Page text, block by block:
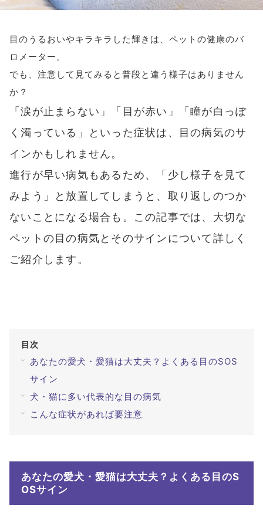
#メノコト #メノコト神社 #アイフレイル
#サンシャインメガネ #目のかすみ #ドライアイ
全てのキーワードを見る
検索する
目のうるおいやキラキラした輝きは、ペットの健康のバ
ロメーター。
でも、注意して見てみると普段と違う様子はありません
か？
「涙が止まらない」「目が赤い」「瞳が白っぽ
く濁っている」といった症状は、目の病気のサ
インかもしれません。
進行が早い病気もあるため、「少し様子を見て
みよう」と放置してしまうと、取り返しのつか
ないことになる場合も。この記事では、大切な
ペットの目の病気とそのサインについて詳しく
ご紹介します。
目次
あなたの愛犬・愛猫は大丈夫？よくある目のSOS
サイン
犬・猫に多い代表的な目の病気
こんな症状があれば要注意
あなたの愛犬・愛猫は大丈夫？よくある目のS
OSサイン